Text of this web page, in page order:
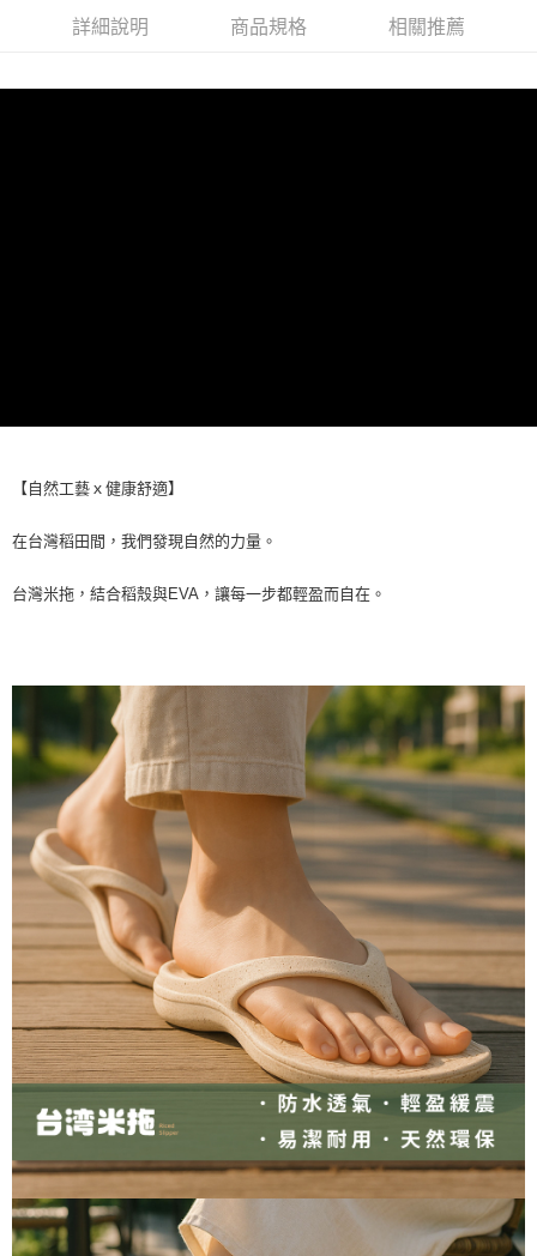
「AFTEE先享後付」，若未經同意申辦者引起之損失，本公司不負相關責
時審查核予不同之上限額度；若仍有額度不足之情形，本公司將視審查結果
詳細說明 商品規格 相關推薦
【自然工藝ｘ健康舒適】
在台灣稻田間，我們發現自然的力量。
台灣米拖，結合稻殼與EVA，讓每一步都輕盈而自在。